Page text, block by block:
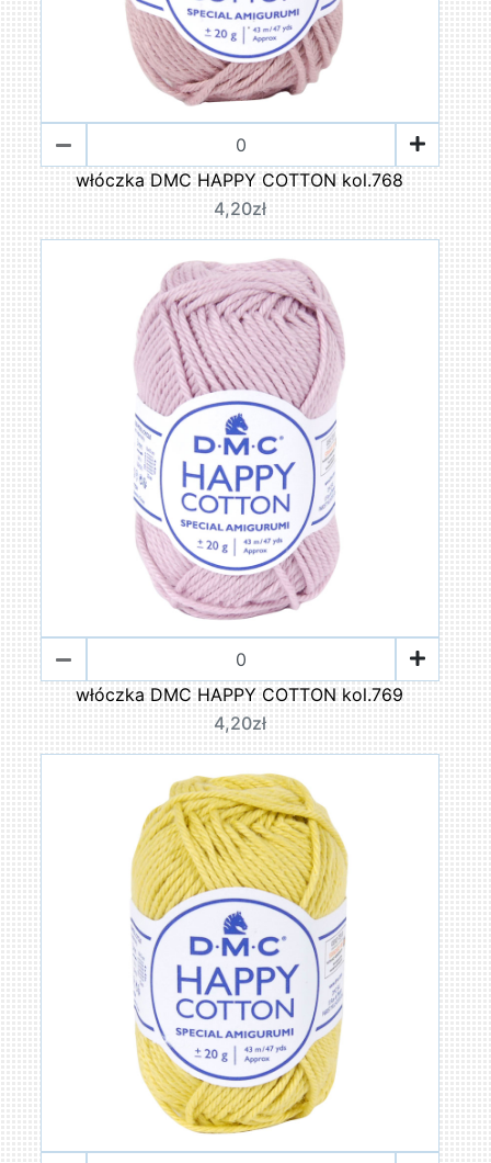
włóczka DMC HAPPY COTTON kol.768
4,20zł
włóczka DMC HAPPY COTTON kol.769
4,20zł